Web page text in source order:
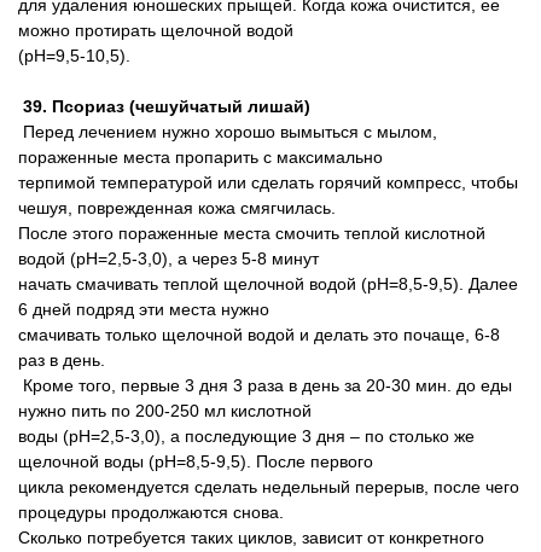
для удаления юношеских прыщей. Когда кожа очистится, ее
можно протирать щелочной водой
(pH=9,5-10,5).
39. Псориаз (чешуйчатый лишай)
Перед лечением нужно хорошо вымыться с мылом,
пораженные места пропарить с максимально
терпимой температурой или сделать горячий компресс, чтобы
чешуя, поврежденная кожа смягчилась.
После этого пораженные места смочить теплой кислотной
водой (pH=2,5-3,0), а через 5-8 минут
начать смачивать теплой щелочной водой (pH=8,5-9,5). Далее
6 дней подряд эти места нужно
смачивать только щелочной водой и делать это почаще, 6-8
раз в день.
Кроме того, первые 3 дня 3 раза в день за 20-30 мин. до еды
нужно пить по 200-250 мл кислотной
воды (pH=2,5-3,0), а последующие 3 дня – по столько же
щелочной воды (pH=8,5-9,5). После первого
цикла рекомендуется сделать недельный перерыв, после чего
процедуры продолжаются снова.
Сколько потребуется таких циклов, зависит от конкретного